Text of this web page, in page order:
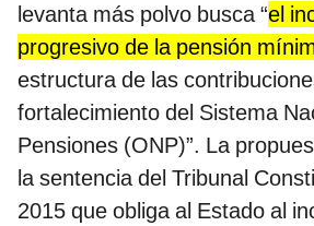
levanta más polvo busca “el
progresivo de la pensión
estructura de las
fortalecimiento del Sistema
Pensiones (ONP)”. La
la sentencia del Tribunal
2015 que obliga al Estado al